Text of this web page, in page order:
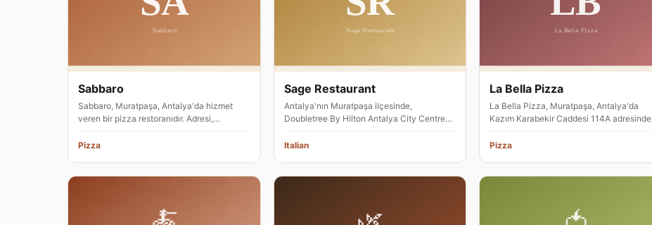
Sabbaro
Sabbaro, Muratpaşa, Antalya'da hizmet
veren bir pizza restoranıdır. Adresi,
Markantalya AVM içinde, Adnan Mend…
Pizza
Sage Restaurant
Antalya'nın Muratpaşa ilçesinde,
Doubletree By Hilton Antalya City Centre
bünyesinde hizmet veren Sage Restaur…
Italian
La Bella Pizza
La Bella Pizza, Muratpaşa, Antalya'da
Kazım Karabekir Caddesi 114A adresinde
hizmet veren bir pizza restoranıd…
Pizza